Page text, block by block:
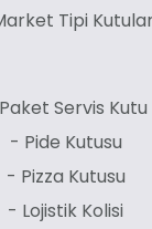
Tipi
Servis Kutu
- Pide Kutusu
- Pizza Kutusu
- Lojistik Kolisi